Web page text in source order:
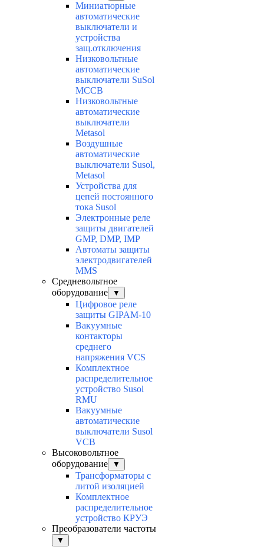
Миниатюрные
автоматические
выключатели и
устройства
защ.отключения
Низковольтные
автоматические
выключатели SuSol
MCCB
Низковольтные
автоматические
выключатели
Metasol
Воздушные
автоматические
выключатели Susol,
Metasol
Устройства для
цепей постоянного
тока Susol
Электронные реле
защиты двигателей
GMP, DMP, IMP
Автоматы защиты
электродвигателей
MMS
Средневольтное
оборудование
▼
Цифровое реле
защиты GIPAM-10
Вакуумные
контакторы
среднего
напряжения VCS
Комплектное
распределительное
устройство Susol
RMU
Вакуумные
автоматические
выключатели Susol
VCB
Высоковольтное
оборудование
▼
Трансформаторы с
литой изоляцией
Комплектное
распределительное
устройство КРУЭ
Преобразователи частоты
▼